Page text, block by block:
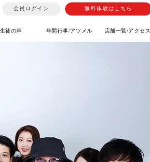
会員ログイン 無料体験はこちら
生徒の声 年間行事/アツメル 店舗一覧/アクセス